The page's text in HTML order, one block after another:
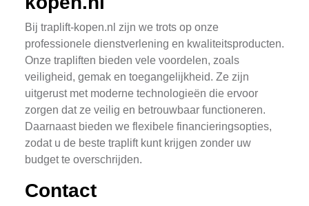
Bij traplift-kopen.nl zijn we trots op onze
professionele dienstverlening en kwaliteitsproducten.
Onze trapliften bieden vele voordelen, zoals
veiligheid, gemak en toegangelijkheid. Ze zijn
uitgerust met moderne technologieën die ervoor
zorgen dat ze veilig en betrouwbaar functioneren.
Daarnaast bieden we flexibele financieringsopties,
zodat u de beste traplift kunt krijgen zonder uw
budget te overschrijden.
Contact